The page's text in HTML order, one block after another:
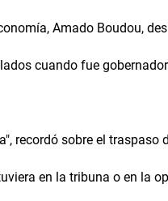
Amado Boudou,
cuando fue
recordó sobre el traspaso
en la tribuna o en la